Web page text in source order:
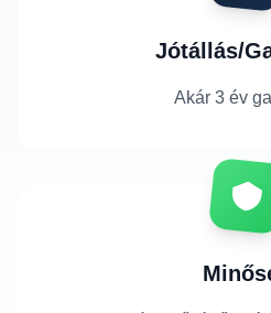
Jótállás/
Akár 3 év